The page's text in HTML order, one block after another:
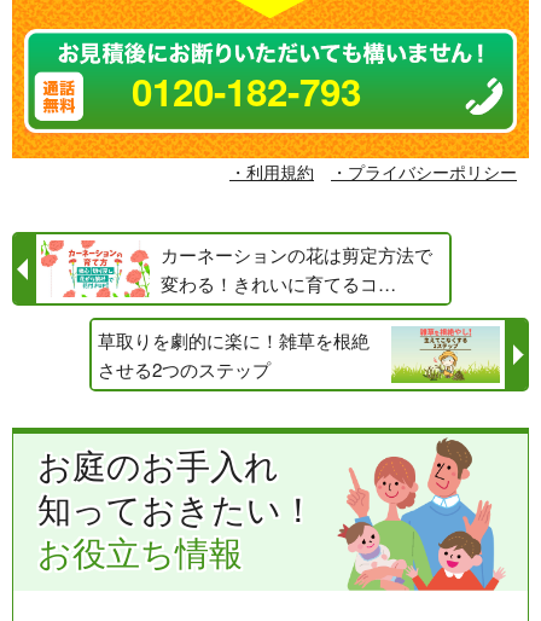
0120-182-793
・利用規約 ・プライバシーポリシー
カーネーションの花は剪定方法で
変わる！きれいに育てるコ…
草取りを劇的に楽に！雑草を根絶
させる2つのステップ
お庭のお手入れ
知っておきたい！
お役立ち情報